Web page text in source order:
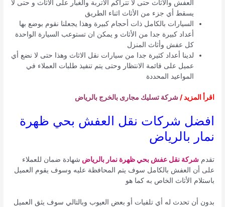
العفش والأثاث حتى لا تتراكم الأتربة والغبار على الأثاث و حتى لا
يسقط أي جزء من الأثاث اثناء الطريق
السيارات بالكامل ذات أحجام كبيرة وهذا يجعلنا نقوم بوضع بها
أعداد كبيرة جدا من الأثاث و يمكن ان تستوعب السيارة الواحدة
كل عفش وأثاث المنزل
لدينا أعداد كثيرة جدا من سيارات نقل الاثاث وهذا حتى لا نضع أي
عميل على قائمة الانتظار وحتى يتم تنفيذ طلبات العملاء في
المواعيد المحددة
اقرأ المزيد /شركة تسليك مجارى بالخرج بالرياض
افضل شركات نقل العفش بحي ظهرة
نمار بالرياض
تقدمشركة نقل عفش بحي ظهرة نمار بالرياض شهادة ضمان للعملاء
على أن العفش بالكامل سوف يتم المحافظة عليه وسوف يقوم العميل
باستلام الأثاث الخاص به كما هو
بدون أن تحدث له أي تلفيات أو بعض العيوب وبالتالي سوف يثق العميل